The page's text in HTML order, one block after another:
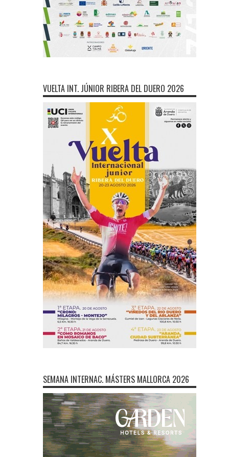
VUELTA INT. JÚNIOR RIBERA DEL DUERO 2026
SEMANA INTERNAC. MÁSTERS MALLORCA 2026